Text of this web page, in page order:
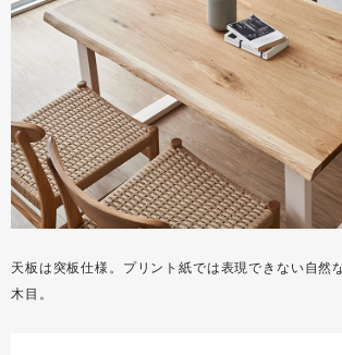
天板は突板仕様。プリント紙では表現できない自然
木目。